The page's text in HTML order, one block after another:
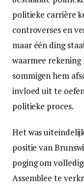
politieke carrière
controverses en
maar één ding
waarmee
sommigen hem
invloed uit te
politieke proces.
Het was
positie van
poging om
Assemblee te